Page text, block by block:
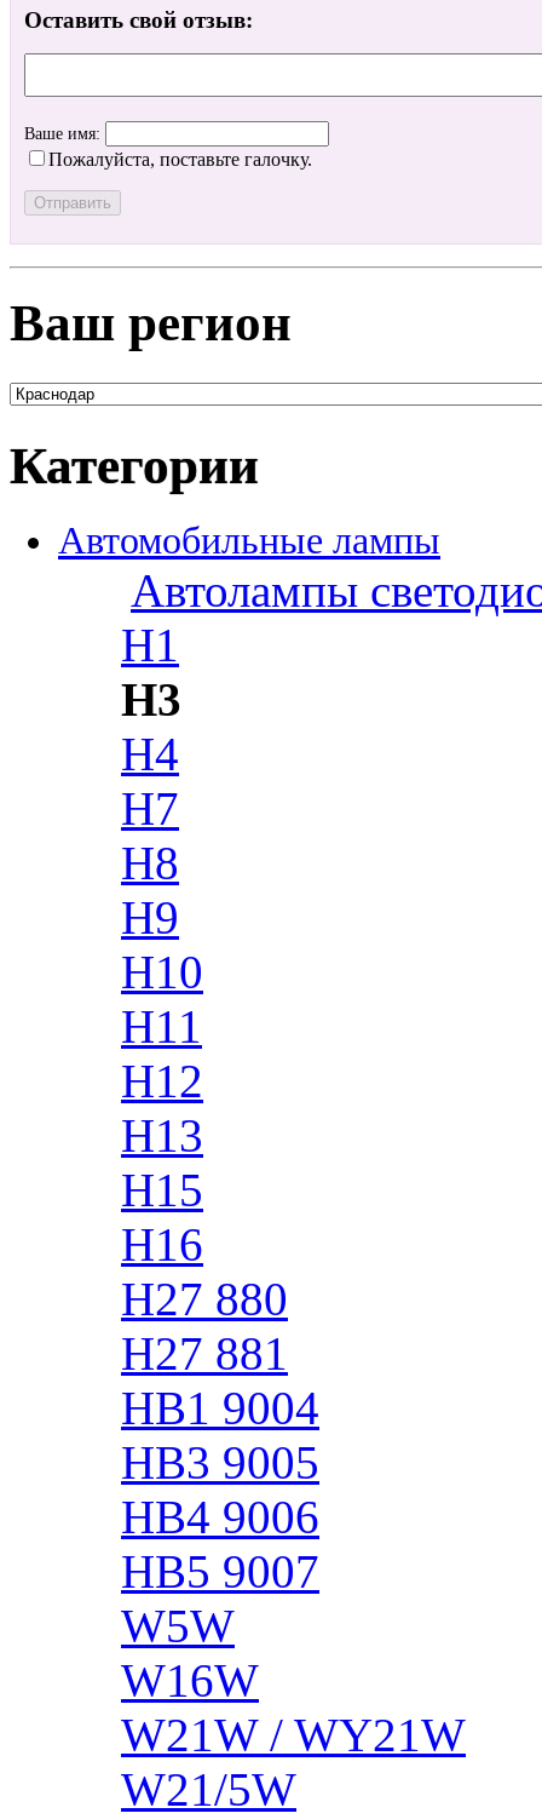
Оставить свой отзыв:
Ваше имя:
Пожалуйста, поставьте галочку.
Ваш регион
Категории
Автомобильные лампы
Автолампы
H1
H3
H4
H7
H8
H9
H10
H11
H12
H13
H15
H16
H27 880
H27 881
HB1 9004
HB3 9005
HB4 9006
HB5 9007
W5W
W16W
W21W / WY21W
W21/5W